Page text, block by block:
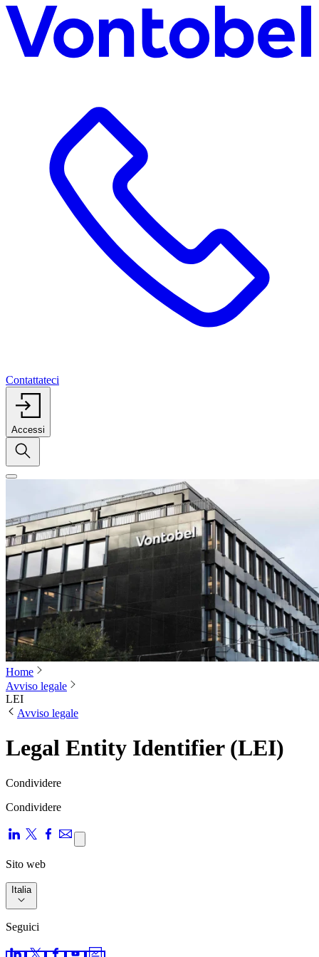
Contattateci
Accessi
Home
Avviso legale
LEI
Avviso legale
Legal Entity Identifier (LEI)
Condividere
Condividere
Sito web
Italia
Seguici